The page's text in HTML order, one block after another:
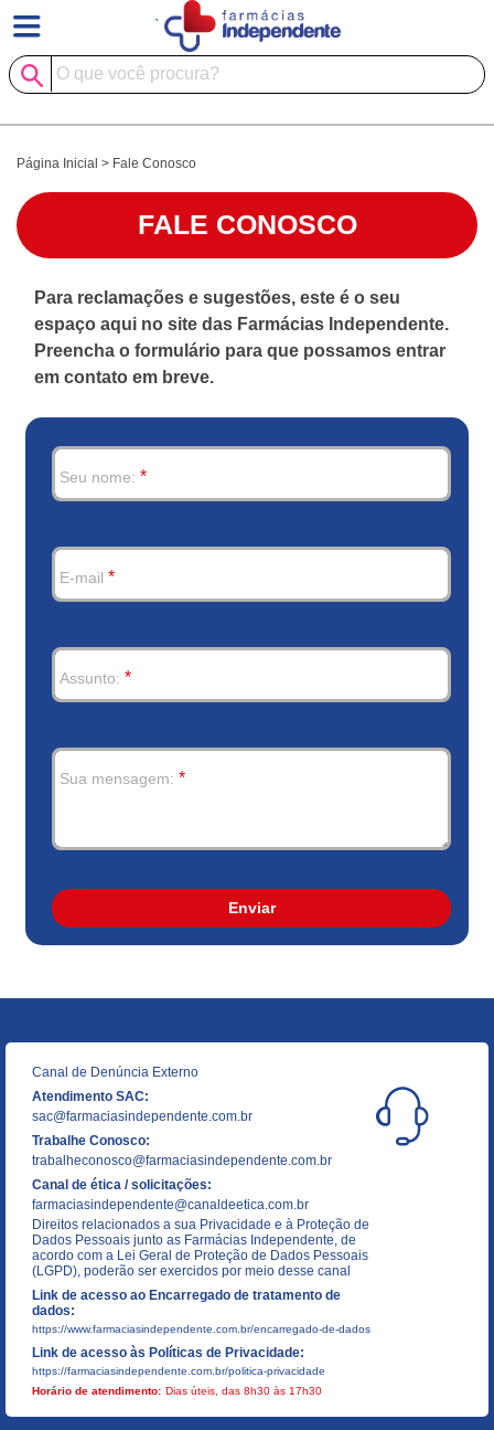
`
Página Inicial > Fale Conosco
FALE CONOSCO
Para reclamações e sugestões, este é o seu
espaço aqui no site das Farmácias Independente.
Preencha o formulário para que possamos entrar
em contato em breve.
Seu nome: *
E-mail *
Assunto: *
Sua mensagem: *
Enviar
Canal de Denúncia Externo
Atendimento SAC:
sac@farmaciasindependente.com.br
Trabalhe Conosco:
trabalheconosco@farmaciasindependente.com.br
Canal de ética / solicitações:
farmaciasindependente@canaldeetica.com.br
Direitos relacionados a sua Privacidade e à Proteção de
Dados Pessoais junto as Farmácias Independente, de
acordo com a Lei Geral de Proteção de Dados Pessoais
(LGPD), poderão ser exercidos por meio desse canal
Link de acesso ao Encarregado de tratamento de
dados:
https://www.farmaciasindependente.com.br/encarregado-de-dados
Link de acesso às Políticas de Privacidade:
https://farmaciasindependente.com.br/politica-privacidade
Horário de atendimento: Dias úteis, das 8h30 às 17h30